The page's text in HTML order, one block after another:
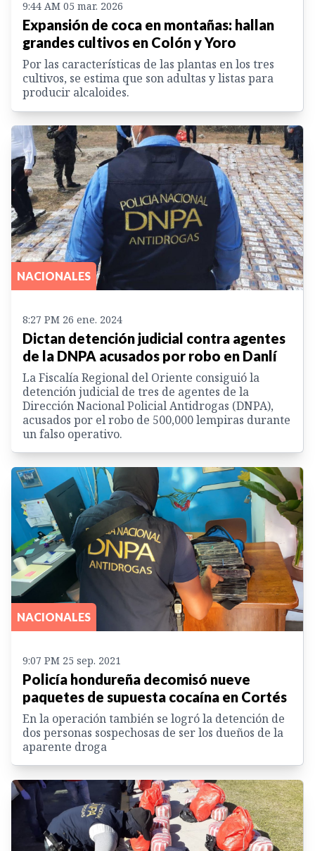
9:44 AM 05 mar. 2026
Expansión de coca en montañas: hallan
grandes cultivos en Colón y Yoro
Por las características de las plantas en los tres
cultivos, se estima que son adultas y listas para
producir alcaloides.
NACIONALES
8:27 PM 26 ene. 2024
Dictan detención judicial contra agentes
de la DNPA acusados por robo en Danlí
La Fiscalía Regional del Oriente consiguió la
detención judicial de tres de agentes de la
Dirección Nacional Policial Antidrogas (DNPA),
acusados por el robo de 500,000 lempiras durante
un falso operativo.
NACIONALES
9:07 PM 25 sep. 2021
Policía hondureña decomisó nueve
paquetes de supuesta cocaína en Cortés
En la operación también se logró la detención de
dos personas sospechosas de ser los dueños de la
aparente droga